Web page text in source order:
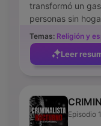
transformó un
personas sin
etiquetas
analiza el relato
adulterio para
como el orgullo y
para quien los
a abandonar el
Temas: Religión y
Leer
Episodio